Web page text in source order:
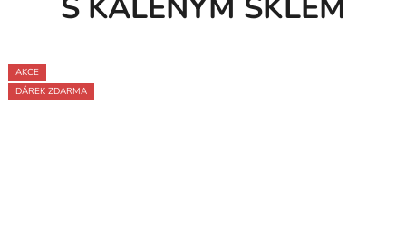
AKCE
DÁREK ZDARMA
AKCE
AKCE
DÁREK ZDARMA